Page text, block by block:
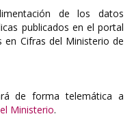
de los datos
publicados en el portal
en Cifras del Ministerio de
de forma telemática a
Ministerio.